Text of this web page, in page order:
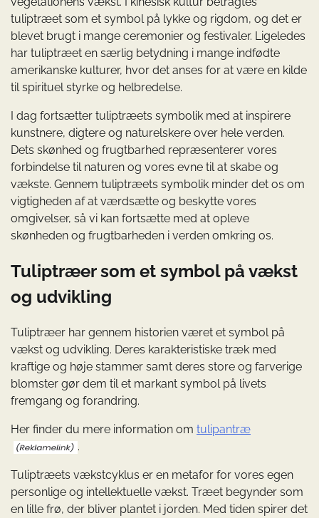
tuliptræet som et symbol på lykke og rigdom, og det er
blevet brugt i mange ceremonier og festivaler. Ligeledes
har tuliptræet en særlig betydning i mange indfødte
amerikanske kulturer, hvor det anses for at være en kilde
til spirituel styrke og helbredelse.
I dag fortsætter tuliptræets symbolik med at inspirere
kunstnere, digtere og naturelskere over hele verden.
Dets skønhed og frugtbarhed repræsenterer vores
forbindelse til naturen og vores evne til at skabe og
vækste. Gennem tuliptræets symbolik minder det os om
vigtigheden af at værdsætte og beskytte vores
omgivelser, så vi kan fortsætte med at opleve
skønheden og frugtbarheden i verden omkring os.
Tuliptræer som et symbol på vækst
og udvikling
Tuliptræer har gennem historien været et symbol på
vækst og udvikling. Deres karakteristiske træk med
kraftige og høje stammer samt deres store og farverige
blomster gør dem til et markant symbol på livets
fremgang og forandring.
Her finder du mere information om tulipantræ
.
Tuliptræets vækstcyklus er en metafor for vores egen
personlige og intellektuelle vækst. Træet begynder som
en lille frø, der bliver plantet i jorden. Med tiden spirer det